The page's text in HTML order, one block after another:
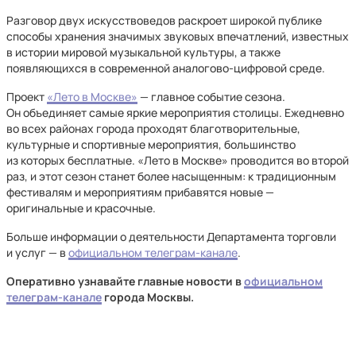
Разговор двух искусствоведов раскроет широкой публике
способы хранения значимых звуковых впечатлений, известных
в истории мировой музыкальной культуры, а также
появляющихся в современной аналогово-цифровой среде.
Проект «Лето в Москве» — главное событие сезона.
Он объединяет самые яркие мероприятия столицы. Ежедневно
во всех районах города проходят благотворительные,
культурные и спортивные мероприятия, большинство
из которых бесплатные. «Лето в Москве» проводится во второй
раз, и этот сезон станет более насыщенным: к традиционным
фестивалям и мероприятиям прибавятся новые —
оригинальные и красочные.
Больше информации о деятельности Департамента торговли
и услуг — в официальном телеграм-канале.
Оперативно узнавайте главные новости вофициальном
телеграм-канале города Москвы.